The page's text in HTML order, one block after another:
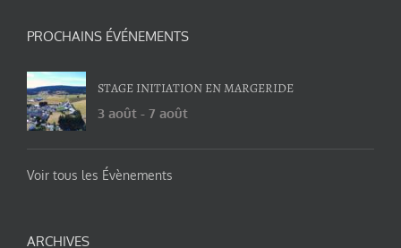
PROCHAINS ÉVÉNEMENTS
STAGE INITIATION EN MARGERIDE
3 août - 7 août
Voir tous les Évènements
ARCHIVES